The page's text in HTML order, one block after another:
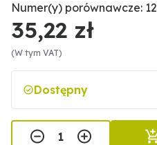
Numer(y) porównawcze:
35,22 zł
(W tym VAT)
Dostępny